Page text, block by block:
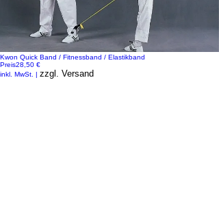
Kwon Quick Band / Fitnessband / Elastikband
Preis28,50 €
inkl. MwSt. | zzgl. Versand